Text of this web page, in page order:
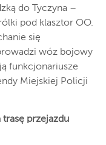
do Tyczyna –
pod klasztor OO.
się
wóz bojowy
funkcjonariusze
Miejskiej Policji
przejazdu